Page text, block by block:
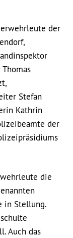
der
Stefan
Kathrin
der
die
in Stellung.
Auch das